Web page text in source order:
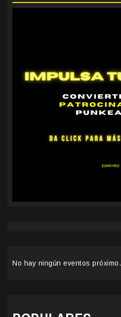
No hay ningún eventos próximo.